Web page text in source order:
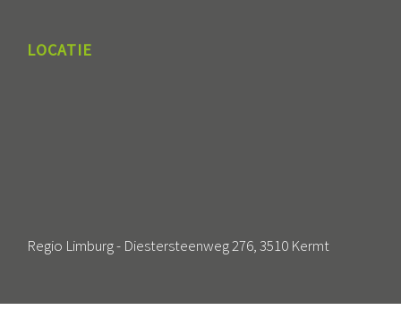
LOCATIE
Regio Limburg - Diestersteenweg 276, 3510 Kermt